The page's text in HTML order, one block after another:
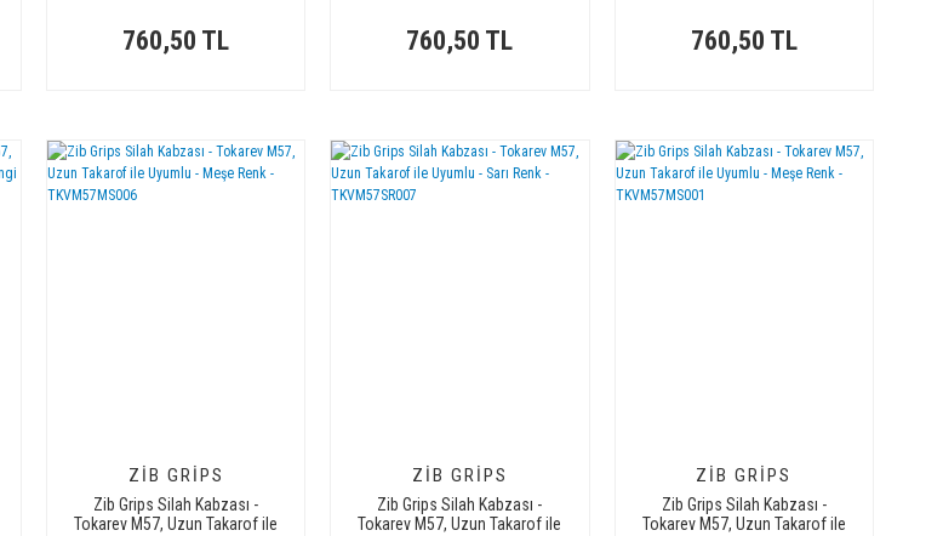
TKVM57SR001
760,50 TL
- TKVM57CV003
760,50 TL
TKVM57SR003
760,50 TL
ZIB GRIPS
Zib Grips Silah Kabzası -
Tokarev M57, Uzun Takarof ile
ZIB GRIPS
Zib Grips Silah Kabzası -
Tokarev M57, Uzun Takarof ile
ZIB GRIPS
Zib Grips Silah Kabzası -
Tokarev M57, Uzun Takarof ile